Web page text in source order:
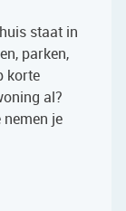
staat in
parken,
korte
al?
je